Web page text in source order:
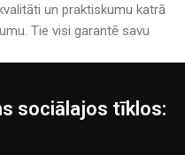
un praktiskumu katrā
Tie visi garantē savu
sociālajos tīklos: